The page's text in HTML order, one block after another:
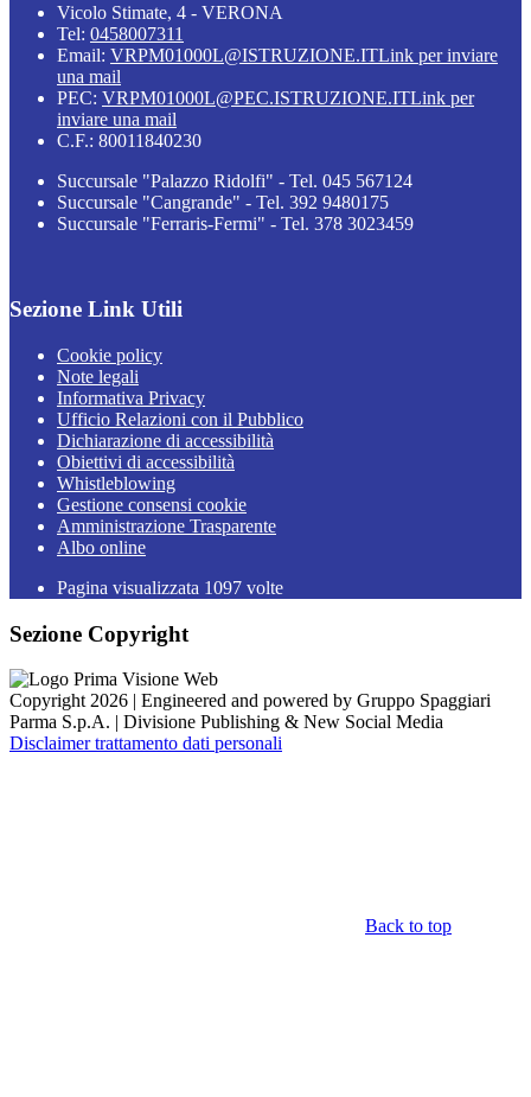
Vicolo Stimate, 4 - VERONA
Tel: 0458007311
Email: VRPM01000L@ISTRUZIONE.ITLink per inviare
una mail
PEC: VRPM01000L@PEC.ISTRUZIONE.ITLink per
inviare una mail
C.F.: 80011840230
Succursale "Palazzo Ridolfi" - Tel. 045 567124
Succursale "Cangrande" - Tel. 392 9480175
Succursale "Ferraris-Fermi" - Tel. 378 3023459
Sezione Link Utili
Cookie policy
Note legali
Informativa Privacy
Ufficio Relazioni con il Pubblico
Dichiarazione di accessibilità
Obiettivi di accessibilità
Whistleblowing
Gestione consensi cookie
Amministrazione Trasparente
Albo online
Pagina visualizzata 1097 volte
Sezione Copyright
Copyright 2026 | Engineered and powered by Gruppo Spaggiari
Parma S.p.A. | Divisione Publishing & New Social Media
Disclaimer trattamento dati personali
Back to top